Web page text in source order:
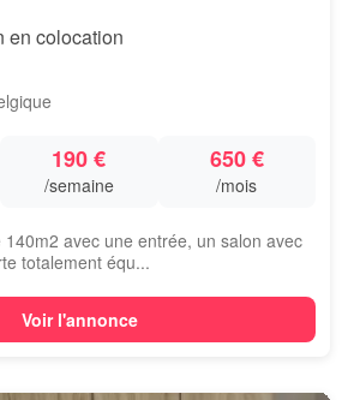
en colocation
190 €
/semaine
650 €
/mois
avec une entrée, un salon avec
totalement équ...
Voir l'annonce